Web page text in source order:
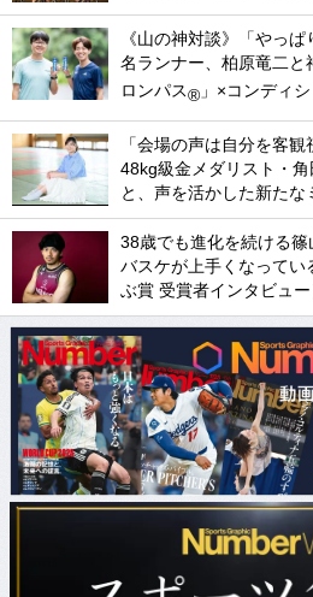
《山の神対談》「やっ
名ランナー、柏原竜二と
ロンパス® 」×コンディ
「会場の声は自分を客
48kg級金メダリスト・
と、声を活かした新たな
38歳でも進化を続ける
バスケが上手くなってい
ぶ賞 受賞者インタビュー